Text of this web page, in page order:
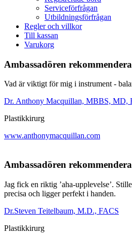
Serviceförfrågan
Utbildningsförfrågan
Regler och villkor
Till kassan
Varukorg
Ambassadören
Vad är viktigt för mig i instrument -
Dr. Anthony Macquillan, MBBS, MD,
Plastikkirurg
www.anthonymacquillan.com
Ambassadören
Jag fick en riktig ’aha-upplevelse’.
precisa och ligger perfekt i handen.
Dr.Steven Teitelbaum, M.D., FACS
Plastikkirurg